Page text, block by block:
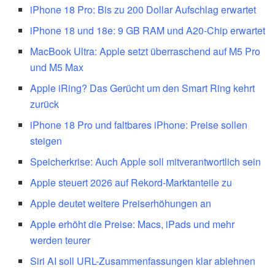
iPhone 18 Pro: Bis zu 200 Dollar Aufschlag erwartet
iPhone 18 und 18e: 9 GB RAM und A20-Chip erwartet
MacBook Ultra: Apple setzt überraschend auf M5 Pro
und M5 Max
Apple iRing? Das Gerücht um den Smart Ring kehrt
zurück
iPhone 18 Pro und faltbares iPhone: Preise sollen
steigen
Speicherkrise: Auch Apple soll mitverantwortlich sein
Apple steuert 2026 auf Rekord-Marktanteile zu
Apple deutet weitere Preiserhöhungen an
Apple erhöht die Preise: Macs, iPads und mehr
werden teurer
Siri AI soll URL-Zusammenfassungen klar ablehnen